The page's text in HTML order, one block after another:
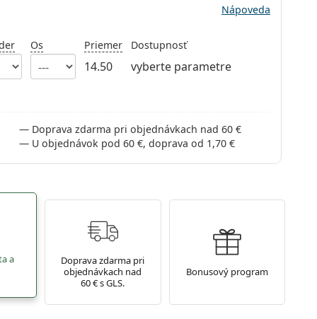
Nápoveda
Os Priemer
14.50
Dostupnosť
vyberte parametre
Doprava zdarma pri objednávkach nad 60 €
U objednávok pod 60 €, doprava od 1,70 €
a
Doprava zdarma pri
objednávkach nad
60 € s GLS.
Bonusový program